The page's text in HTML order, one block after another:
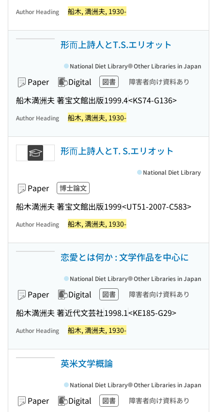
Author Heading 船木, 満洲夫, 1930-
形而上詩人とT.S.エリオット
Paper Digital 図書 障害者向け資料あり
船木満洲夫 著宝文館出版1999.4<KS74-G136>
National Diet Library Other Libraries in Japan
Author Heading 船木, 満洲夫, 1930-
形而上詩人とT. S.エリオット
Paper 博士論文
船木満洲夫 著宝文館出版1999<UT51-2007-C583>
National Diet Library
Author Heading 船木, 満洲夫, 1930-
恋愛とは何か : 文学作品を中心に
Paper Digital 図書 障害者向け資料あり
船木満洲夫 著近代文芸社1998.1<KE185-G29>
National Diet Library Other Libraries in Japan
Author Heading 船木, 満洲夫, 1930-
英米文学概論
Paper Digital 図書 障害者向け資料あり
National Diet Library Other Libraries in Japan